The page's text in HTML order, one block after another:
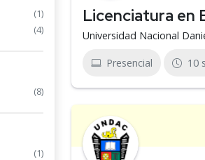
(1)
(4)
(8)
(1)
Licenciatura en
Universidad Nacional
Presencial 10